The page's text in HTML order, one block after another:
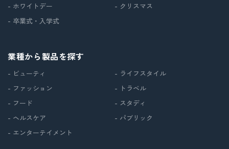
- ホワイトデー
- 卒業式・入学式
- クリスマス
業種から製品を探す
- ビューティ
- ファッション
- フード
- ヘルスケア
- エンターテイメント
- ライフスタイル
- トラベル
- スタディ
- パブリック